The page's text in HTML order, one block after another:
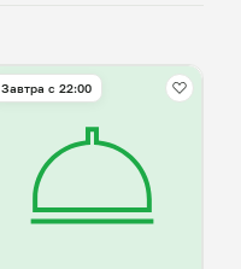
Завтра c 22:00